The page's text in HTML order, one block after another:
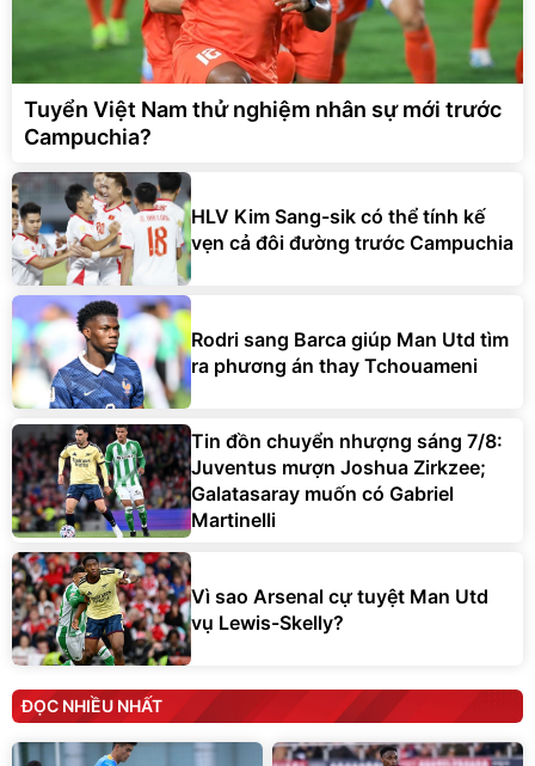
Tuyển Việt Nam thử nghiệm nhân sự mới trước
Campuchia?
HLV Kim Sang-sik có thể tính kế
vẹn cả đôi đường trước Campuchia
Rodri sang Barca giúp Man Utd tìm
ra phương án thay Tchouameni
Tin đồn chuyển nhượng sáng 7/8:
Juventus mượn Joshua Zirkzee;
Galatasaray muốn có Gabriel
Martinelli
Vì sao Arsenal cự tuyệt Man Utd
vụ Lewis-Skelly?
ĐỌC NHIỀU NHẤT